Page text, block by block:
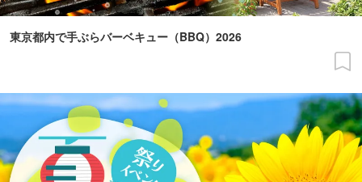
東京都内で手ぶらバーベキュー（BBQ）2026